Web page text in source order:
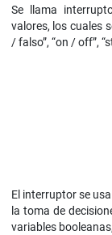
Se llama
valores, los cuales
/ falso”, “on / off”,
El interruptor se
la toma de
variables